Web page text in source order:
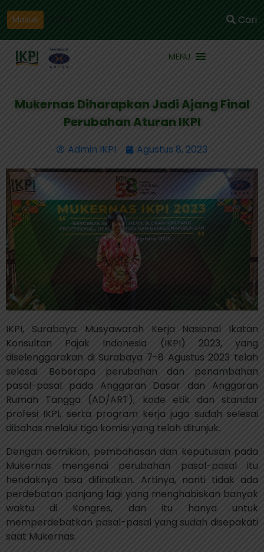
Masuk Cari
MENU
Mukernas Diharapkan Jadi Ajang Final
Perubahan Aturan IKPI
Admin IKPI Agustus 8, 2023
IKPI, Surabaya: Musyawarah Kerja Nasional Ikatan
Konsultan Pajak Indonesia (IKPI) 2023, yang
diselenggarakan di Surabaya 7-8 Agustus 2023 telah
selesai. Beberapa perubahan dan penambahan
pasal-pasal pada Anggaran Dasar dan Anggaran
Rumah Tangga (AD/ART), kode etik dan standar
profesi IKPI, serta program kerja juga sudah selesai
dibahas melalui tiga komisi yang telah ditunjuk.
Dengan demikian, pembahasan dan keputusan pada
Mukernas mengenai perubahan pasal-pasal itu
hendaknya bisa difinalkan. Artinya, nanti tidak ada
perdebatan panjang lagi yang menghabiskan banyak
waktu di Kongres, dan itu hanya untuk
memperdebatkan pasal-pasal yang sudah disepakati
saat Mukernas.